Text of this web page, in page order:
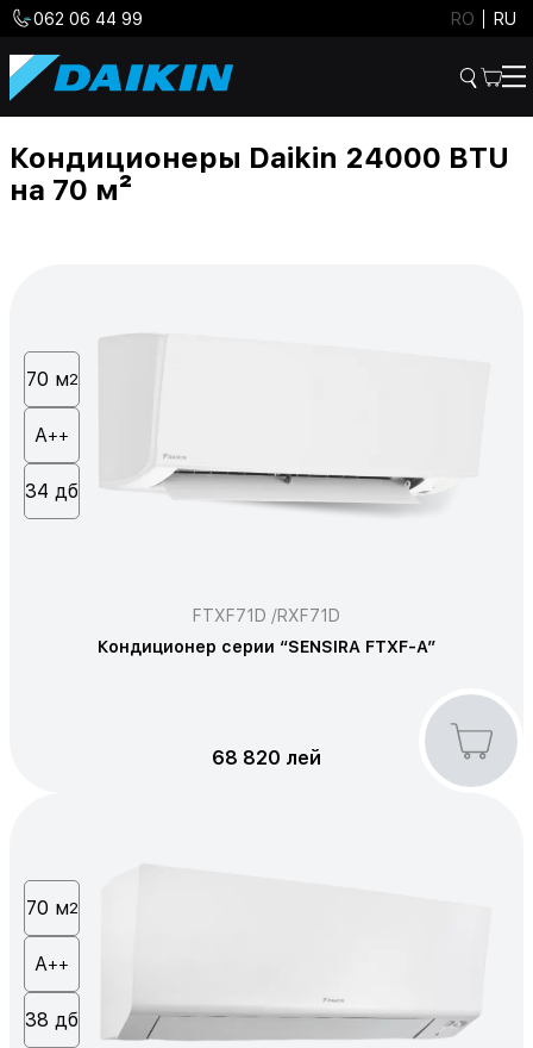
062 06 44 99 RO RU
Кондиционеры Daikin 24000 BTU
на 70 м²
70 м2
А++
34 дб
FTXF71D /RXF71D
Кондиционер серии “SENSIRA FTXF-A”
68 820 лей
70 м2
А++
38 дб